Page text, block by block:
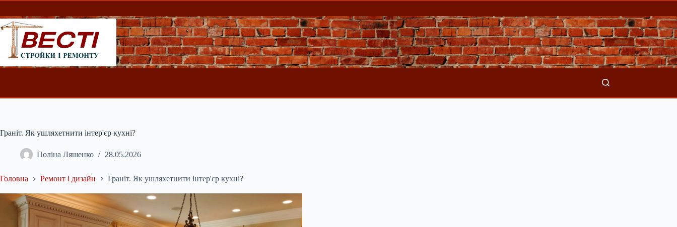
Перейти
вмісту
Граніт. Як ушляхетнити інтер'єр кухні?
Поліна Ляшенко 28.05.2026
Головна Ремонт і дизайн Граніт. Як ушляхетнити інтер'єр кухні?